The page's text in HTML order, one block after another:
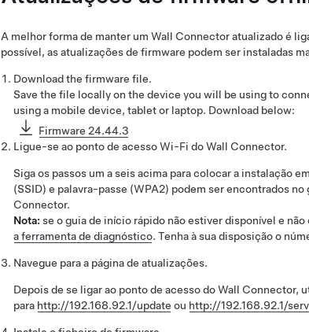
A melhor forma de manter um Wall Connector atualizado é
possível, as atualizações de firmware podem ser instaladas
Download the firmware file.
Save the file locally on the device you will be using to
using a mobile device, tablet or laptop. Download below:
Firmware 24.44.3
Ligue-se ao ponto de acesso Wi-Fi do Wall Connector.
Siga os passos um a seis acima para colocar a instalação
(SSID) e palavra-passe (WPA2) podem ser encontrados
Connector.
Nota: se o guia de início rápido não estiver disponível e
a ferramenta de diagnóstico. Tenha à sua disposição o
Navegue para a página de atualizações.
Depois de se ligar ao ponto de acesso do Wall Connector,
para http://192.168.92.1/update ou http://192.168.92.1/